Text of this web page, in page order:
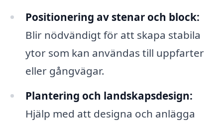
Positionering av stenar och block:
Blir nödvändigt för att skapa stabila
ytor som kan användas till uppfarter
eller gångvägar.
Plantering och landskapsdesign:
Hjälp med att designa och anlägga